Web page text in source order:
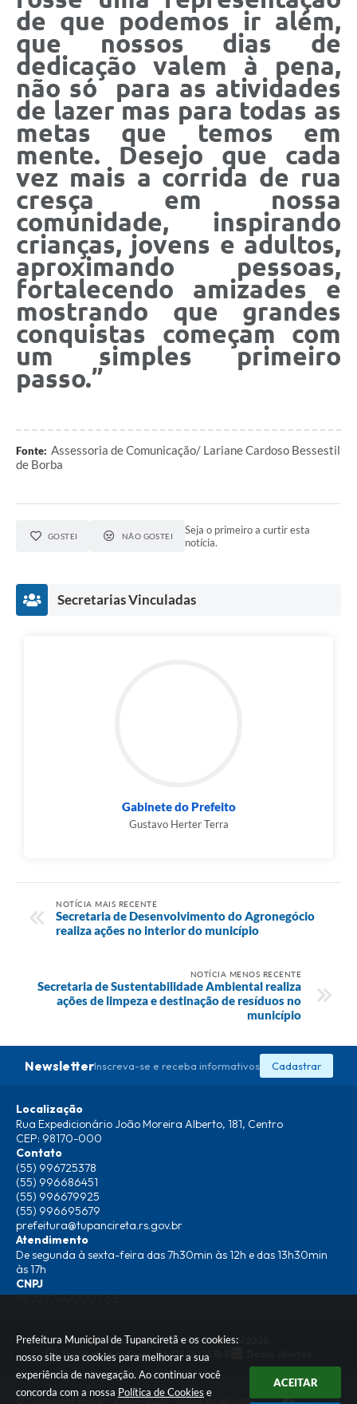
Prefeitura Municipal de Tupanciretã e os cookies:
nosso site usa cookies para melhorar a sua
experiência de navegação. Ao continuar você
concorda com a nossa Política de Cookies e
ACEITAR
de que podemos ir além,
que nossos dias de
dedicação valem à pena,
não só para as atividades
de lazer mas para todas as
metas que temos em
mente. Desejo que cada
vez mais a corrida de rua
cresça em nossa
comunidade, inspirando
crianças, jovens e adultos,
aproximando pessoas,
fortalecendo amizades e
mostrando que grandes
conquistas começam com
um simples primeiro
passo.”
Fonte: Assessoria de Comunicação/ Lariane Cardoso Bessestil
de Borba
GOSTEI NÃO GOSTEI
Seja o primeiro a curtir esta
notícia.
Secretarias Vinculadas
Gabinete do Prefeito
Gustavo Herter Terra
NOTÍCIA MAIS RECENTE
Secretaria de Desenvolvimento do Agronegócio
realiza ações no interior do município
NOTÍCIA MENOS RECENTE
Secretaria de Sustentabilidade Ambiental realiza
ações de limpeza e destinação de resíduos no
município
NewsletterInscreva-se e receba informativos Cadastrar
Localização
Rua Expedicionário João Moreira Alberto, 181, Centro
CEP: 98170-000
Contato
(55) 996725378
(55) 996686451
(55) 996679925
(55) 996695679
prefeitura@tupancireta.rs.gov.br
Atendimento
De segunda à sexta-feira das 7h30min às 12h e das 13h30min
às 17h
CNPJ
88.227.764/0001-65
Versão do Sistema: 3.5.3 - 19/06/2026
Portal atualizado em:06/08/2026 15:51
© Copyright Instar - 2006-2026. Todos os direitos